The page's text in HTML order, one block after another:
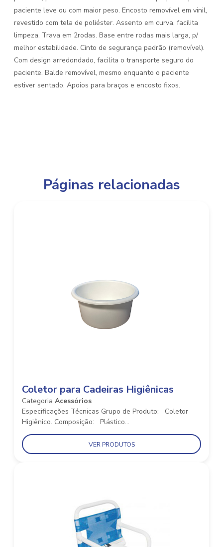
paciente leve ou com maior peso. Encosto removível em vinil,
revestido com tela de poliéster. Assento em curva, facilita
limpeza. Trava em 2rodas. Base entre rodas mais larga, p/
melhor estabilidade. Cinto de segurança padrão (removível).
Com design arredondado, facilita o transporte seguro do
paciente. Balde removível, mesmo enquanto o paciente
estiver sentado. Apoios para braços e encosto fixos.
Páginas relacionadas
Coletor para Cadeiras Higiênicas
Categoria Acessórios
Especificações Técnicas Grupo de Produto: Coletor
Higiênico. Composição: Plástico...
VER PRODUTOS